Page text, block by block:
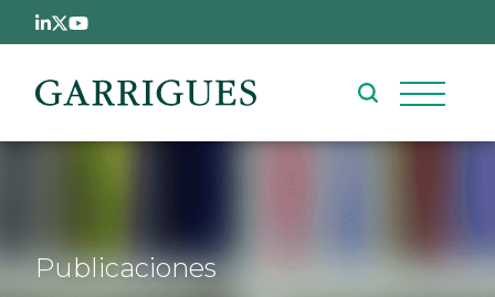
Pasar al contenido principal
Publicaciones